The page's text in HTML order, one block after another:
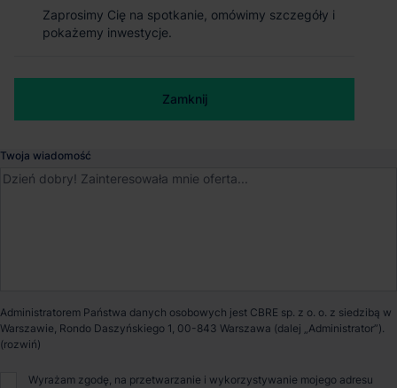
Magazyn Panattoni Park Tricity East VI
Powierzchnia parku
Zaprosimy Cię na spotkanie, omówimy szczegóły i
pokażemy inwestycje.
Zamknij
Twoja wiadomość
Administratorem Państwa danych osobowych jest CBRE sp. z o. o. z siedzibą w
Warszawie, Rondo Daszyńskiego 1, 00-843 Warszawa (dalej „Administrator”).
Wyrażam zgodę, na przetwarzanie i wykorzystywanie mojego adresu
Zaprosimy Cię na spotkanie, omówimy szczegóły i
pokażemy inwestycje.
Zamknij